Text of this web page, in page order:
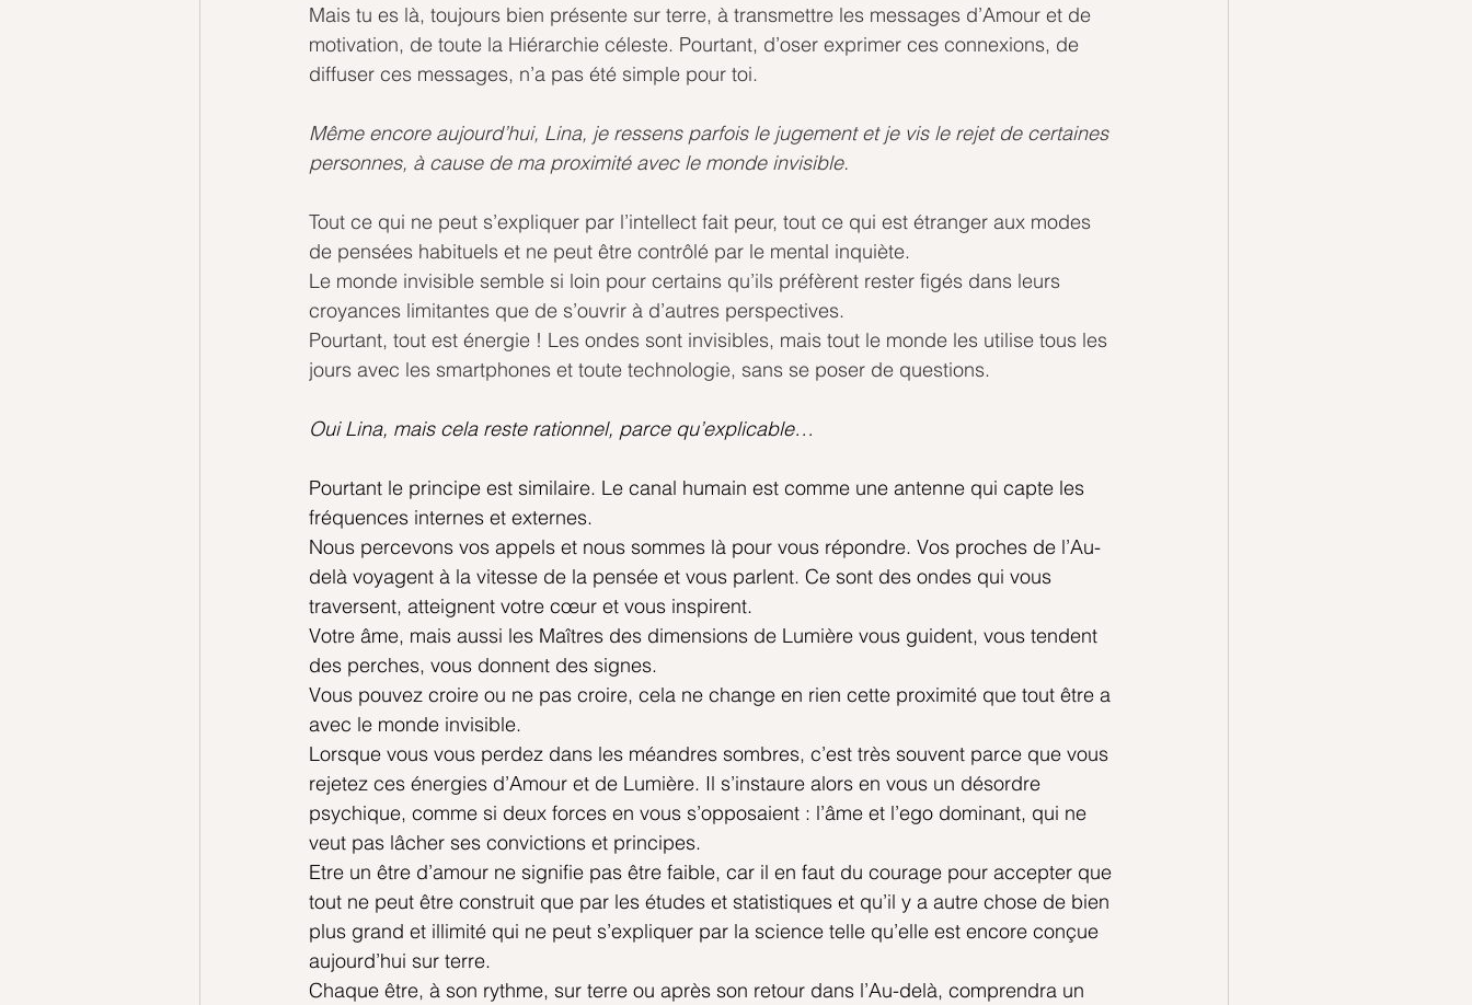
Mais tu es là, toujours bien présente sur terre, à transmettre les messages d’Amour et de
motivation, de toute la Hiérarchie céleste. Pourtant, d’oser exprimer ces connexions, de
diffuser ces messages, n’a pas été simple pour toi.
Même encore aujourd’hui, Lina, je ressens parfois le jugement et je vis le rejet de certaines
personnes, à cause de ma proximité avec le monde invisible.
Tout ce qui ne peut s’expliquer par l’intellect fait peur, tout ce qui est étranger aux modes
de pensées habituels et ne peut être contrôlé par le mental inquiète.
Le monde invisible semble si loin pour certains qu’ils préfèrent rester figés dans leurs
croyances limitantes que de s’ouvrir à d’autres perspectives.
Pourtant, tout est énergie ! Les ondes sont invisibles, mais tout le monde les utilise tous les
jours avec les smartphones et toute technologie, sans se poser de questions.
Oui Lina, mais cela reste rationnel, parce qu’explicable…
Pourtant le principe est similaire. Le canal humain est comme une antenne qui capte les
fréquences internes et externes.
Nous percevons vos appels et nous sommes là pour vous répondre. Vos proches de l’Au-
delà voyagent à la vitesse de la pensée et vous parlent. Ce sont des ondes qui vous
traversent, atteignent votre cœur et vous inspirent.
Votre âme, mais aussi les Maîtres des dimensions de Lumière vous guident, vous tendent
des perches, vous donnent des signes.
Vous pouvez croire ou ne pas croire, cela ne change en rien cette proximité que tout être a
avec le monde invisible.
Lorsque vous vous perdez dans les méandres sombres, c’est très souvent parce que vous
rejetez ces énergies d’Amour et de Lumière. Il s’instaure alors en vous un désordre
psychique, comme si deux forces en vous s’opposaient : l’âme et l’ego dominant, qui ne
veut pas lâcher ses convictions et principes.
Etre un être d’amour ne signifie pas être faible, car il en faut du courage pour accepter que
tout ne peut être construit que par les études et statistiques et qu’il y a autre chose de bien
plus grand et illimité qui ne peut s’expliquer par la science telle qu’elle est encore conçue
aujourd’hui sur terre.
Chaque être, à son rythme, sur terre ou après son retour dans l’Au-delà, comprendra un